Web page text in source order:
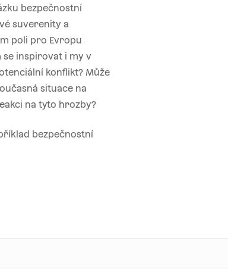
bezpečnostní
suverenity a
poli pro Evropu
se inspirovat i my v
konflikt? Může
situace na
na tyto hrozby?
bezpečnostní